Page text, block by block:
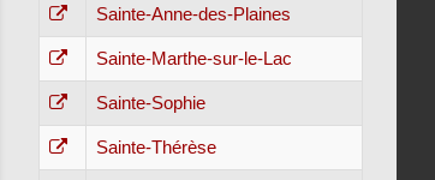
Sainte-Anne-des-Plaines
Sainte-Marthe-sur-le-Lac
Sainte-Sophie
Sainte-Thérèse